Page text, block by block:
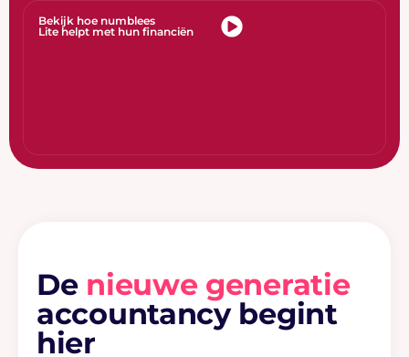
Bekijk hoe numblees
Lite helpt met hun financiën
De nieuwe generatie
accountancy begint
hier